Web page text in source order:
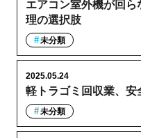
エアコン室外機が回
理の選択肢
未分類
軽トラゴミ回収業、安
2025.05.24
未分類